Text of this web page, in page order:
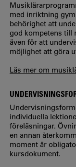
med inriktning
behörighet att
god kompetens till
även för att
möjlighet att göra
Läs mer om
individuella
föreläsningar.
en annan
moment är
kursdokument.